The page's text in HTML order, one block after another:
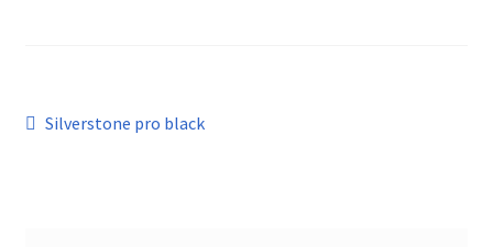
Beitragsnavigation
Vorheriger
Silverstone pro black